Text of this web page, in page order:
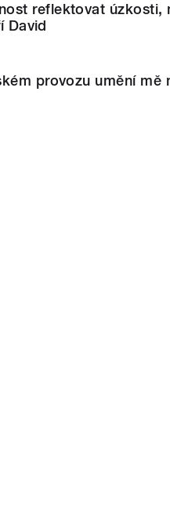
reflektovat úzkosti,
David
provozu umění mě